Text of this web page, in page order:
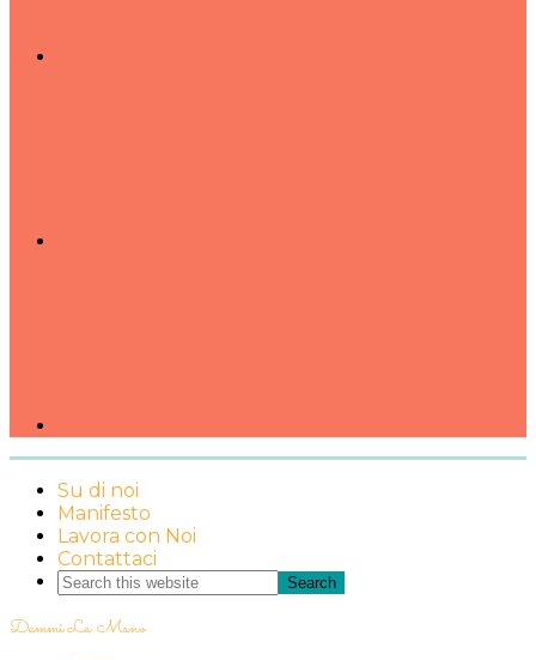
Su di noi
Manifesto
Lavora con Noi
Contattaci
Dammi La Mano